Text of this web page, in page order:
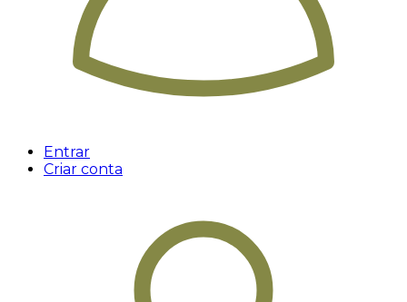
Entrar
Criar conta